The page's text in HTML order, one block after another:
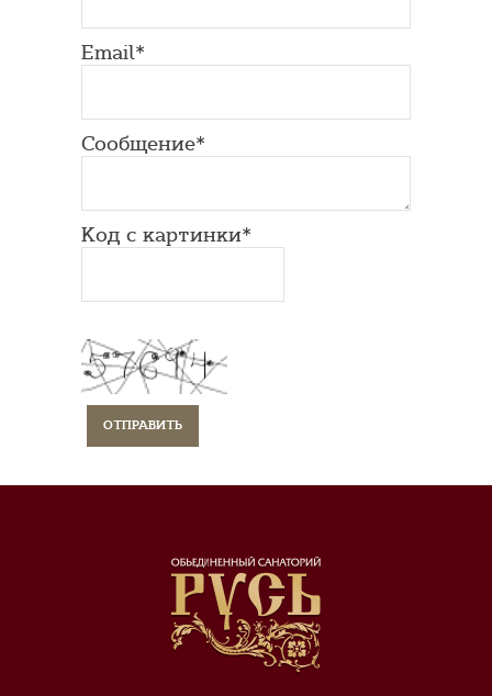
Email*
Сообщение*
Код с картинки*